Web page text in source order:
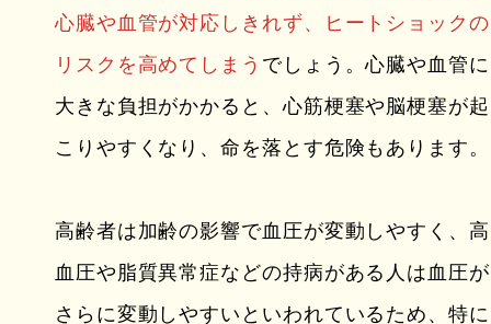
心臓や血管が対応しきれず、ヒートショックの
リスクを高めてしまう でしょう。心臓や血管に
大きな負担がかかると、心筋梗塞や脳梗塞が起
こりやすくなり、命を落とす危険もあります。
高齢者は加齢の影響で血圧が変動しやすく、高
血圧や脂質異常症などの持病がある人は血圧が
さらに変動しやすいといわれているため、特に